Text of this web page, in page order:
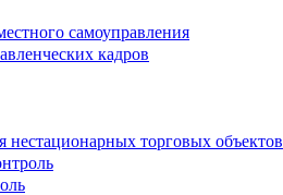
самоуправления
кадров
торговых объектов